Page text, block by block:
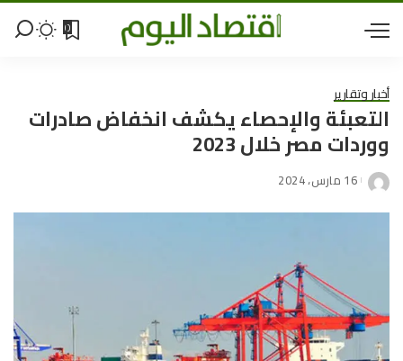
0
أخبار وتقارير
التعبئة والإحصاء يكشف انخفاض صادرات
ووردات مصر خلال 2023
16 مارس، 2024